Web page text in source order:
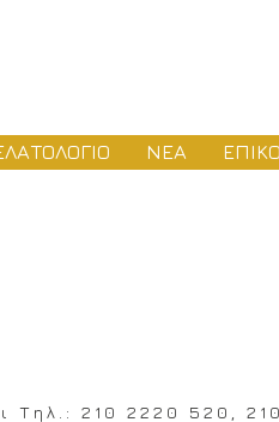
ΝΕΑ
Tηλ.: 210 2220 520,